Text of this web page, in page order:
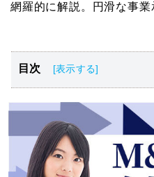
網羅的に解説。円滑な事業
目次
中小企業の定義
会社売却の定義
中小企業の会社売却で用
中小企業のM&A・会社売
中小企業の会社売却にお